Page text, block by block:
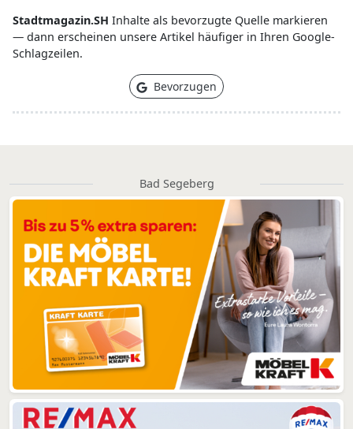
Stadtmagazin.SH Inhalte als bevorzugte Quelle markieren
— dann erscheinen unsere Artikel häufiger in Ihren Google-
Schlagzeilen.
Bevorzugen
Bad Segeberg